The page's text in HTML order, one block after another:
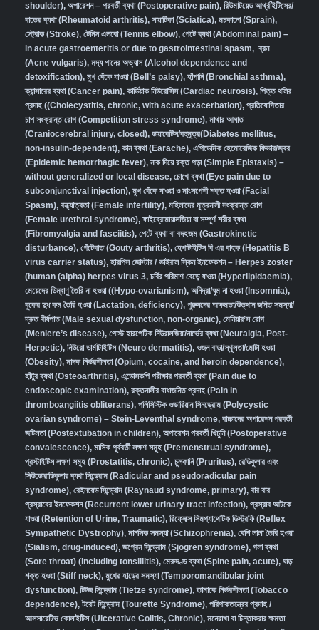
shoulder), অপারেশন – পরবর্তী ব্যথা (Postoperative pain), রিউমাটয়েড আর্থ্রাইটিসের/
বাতের ব্যথা (Rheumatoid arthritis), সায়াটিকা (Sciatica), মচকানো (Sprain),
স্ট্রোক (Stroke), টেনিস এলবো (Tennis elbow), পেটে ব্যথা (Abdominal pain) –
in acute gastroenteritis or due to gastrointestinal spasm, ব্রন
(Acne vulgaris), মদ্য পানের অভ্যাস (Alcohol dependence and
detoxification), মুখ বেঁকে যাওয়া (Bell’s palsy), হাঁপানি (Bronchial asthma),
ক্যান্সারের ব্যথা (Cancer pain), কার্ডিয়াক নিউরোসিস (Cardiac neurosis), পিত্ত থলির
প্রদাহ ((Cholecystitis, chronic, with acute exacerbation), প্রতিযোগিতার
চাপ সংক্রান্ত রোগ (Competition stress syndrome), মাথার আঘাত
(Craniocerebral injury, closed), ডায়াবেটিস/বহুমূত্র(Diabetes mellitus,
non-insulin-dependent), কান ব্যথা (Earache), এপিডেমিক হেমোরেজিক ফিভার/জ্বর
(Epidemic hemorrhagic fever), নাক দিয়ে রক্ত পড়া (Simple Epistaxis) –
without generalized or local disease, চোখে ব্যথা (Eye pain due to
subconjunctival injection), মুখ বেঁকে যাওয়া ও মাংসপেশী শক্ত হওয়া (Facial
Spasm), বন্ধ্যাত্বতা (Female infertility), মহিলাদের মূত্রনালী সংক্রান্ত রোগ
(Female urethral syndrome), ফাইব্রোমায়ালজিয়া বা সম্পূর্ণ শরীর ব্যথা
(Fibromyalgia and fasciitis), পেটে ব্যথা বা বদহজম (Gastrokinetic
disturbance), গেঁটেবাত (Gouty arthritis), হেপাটাইটিস বি এর বাহক (Hepatitis B
virus carrier status), হারপিস জোস্টার / ভাইরাল স্কিন ইনফেকশন – Herpes zoster
(human (alpha) herpes virus 3, চর্বির পরিমাণ বেড়ে যাওয়া (Hyperlipidaemia),
মেয়েদের ডিম্বাণু তৈরি না হওয়া ((Hypo-ovarianism), অনিদ্রা/ঘুম না হওয়া (Insomnia),
বুকের দুধ কম তৈরি হওয়া (Lactation, deficiency), পুরুষদের অক্ষমতা/উত্থান জনিত সমস্যা/
দ্রুত বীর্যপাত (Male sexual dysfunction, non-organic), মেনিয়ার’স রোগ
(Meniere’s disease), পোস্ট হারপেটিক নিউরালজিয়া/নার্ভের ব্যথা (Neuralgia, Post-
Herpetic), নিউরো ডার্মাটাইটিস (Neuro dermatitis), ওজন বাড়া/স্থূলতা/মোটা হওয়া
(Obesity), মাদক নির্ভরশীলতা (Opium, cocaine, and heroin dependence),
হাঁটুর ব্যথা (Osteoarthritis), এন্ডোসকপি পরীক্ষার পরবর্তী ব্যথা (Pain due to
endoscopic examination), রক্তনালীর বাধাজনিত প্রদাহ (Pain in
thromboangiitis obliterans), পলিসিস্টিক ওভারিয়ান সিনড্রোম (Polycystic
ovarian syndrome) – Stein-Leventhal syndrome, বাচ্চাদের অপারেশন পরবর্তী
জটিলতা (Postextubation in children), অপারেশন পরবর্তী খিচুনি (Postoperative
convalescence), মাসিক পূর্ববর্তী লক্ষণ সমূহ (Premenstrual syndrome),
প্রস্টাইটিস লক্ষণ সমূহ (Prostatitis, chronic), চুলকানি (Pruritus), রেডিকুলার এবং
সিউডোরাডিকুলার ব্যথা সিন্ড্রোম (Radicular and pseudoradicular pain
syndrome), রেইনয়েড সিন্ড্রোম (Raynaud syndrome, primary), বার বার
প্রস্রাবের ইনফেকশন (Recurrent lower urinary tract infection), প্রস্রাব আটকে
যাওয়া (Retention of Urine, Traumatic), রিফ্লেক্স সিমপ্যাথেটিক ডিস্ট্রফি (Reflex
Sympathetic Dystrophy), মানসিক সমস্যা (Schizophrenia), বেশি লালা তৈরি হওয়া
(Sialism, drug-induced), জগ্রেন সিন্ড্রোম (Sjögren syndrome), গলা ব্যথা
(Sore throat) (including tonsillitis), মেরুদণ্ড ব্যথা (Spine pain, acute), ঘাড়
শক্ত হওয়া (Stiff neck), মুখের হাড়ের সমস্যা (Temporomandibular joint
dysfunction), টিট্জ সিন্ড্রোম (Tietze syndrome),তামাকে নির্ভরশীলতা (Tobacco
dependence),টরেট সিন্ড্রোম (Tourette Syndrome), পরিপাকতন্ত্রের প্রদাহ /
আলসারেটিভ কোলাইটিস (Ulcerative Colitis, Chronic), মনেরাখা বা চিন্তাকরার ক্ষমতা